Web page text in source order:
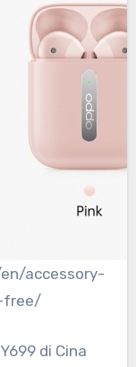
accessory-
free/
di Cina